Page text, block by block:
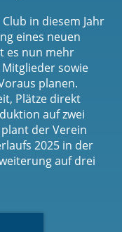
in diesem Jahr
eines neuen
es nun mehr
sowie
planen.
Plätze direkt
auf zwei
der Verein
2025 in der
auf drei